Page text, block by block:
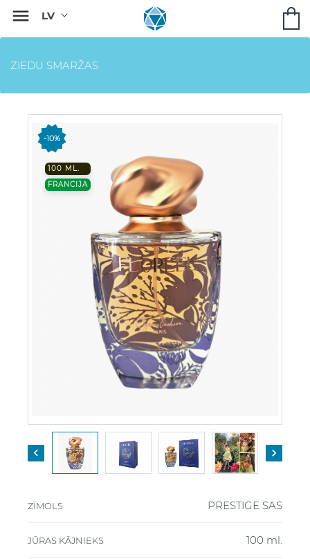

ZIEDU SMARŽAS
-10%
100 ML.
FRANCIJA
 
ZĪMOLS PRESTIGE SAS
JŪRAS KĀJNIEKS 100 ml.